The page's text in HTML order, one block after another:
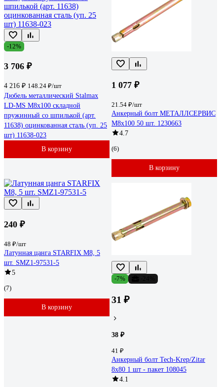
-12%
3 706 ₽
4 216 ₽ 148.24 ₽/шт
Дюбель металлический Stalmax
LD-MS М8х100 складной
пружинный со шпилькой (арт.
11638) оцинкованная сталь (уп. 25
шт) 11638-023
В корзину
1 077 ₽
21.54 ₽/шт
Анкерный болт МЕТАЛЛСЕРВИС
M8x100 50 шт. 1230663
4.7
(6)
В корзину
240 ₽
48 ₽/шт
Латунная цанга STARFIX М8, 5
шт. SMZ1-97531-5
5
(7)
В корзину
-7%
31 ₽
38 ₽
41 ₽
Анкерный болт Tech-Krep/Zitar
8х80 1 шт - пакет 108045
4.1